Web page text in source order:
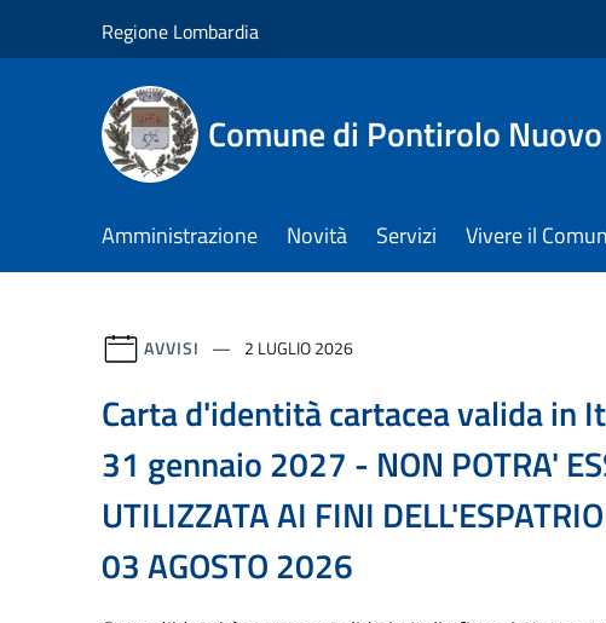
Regione Lombardia
Comune di Pontirolo Nuovo
Amministrazione Novità Servizi Vivere il
AVVISI 2 LUGLIO 2026
Carta d'identità cartacea valida in
31 gennaio 2027 - NON POTRA'
UTILIZZATA AI FINI
03 AGOSTO 2026